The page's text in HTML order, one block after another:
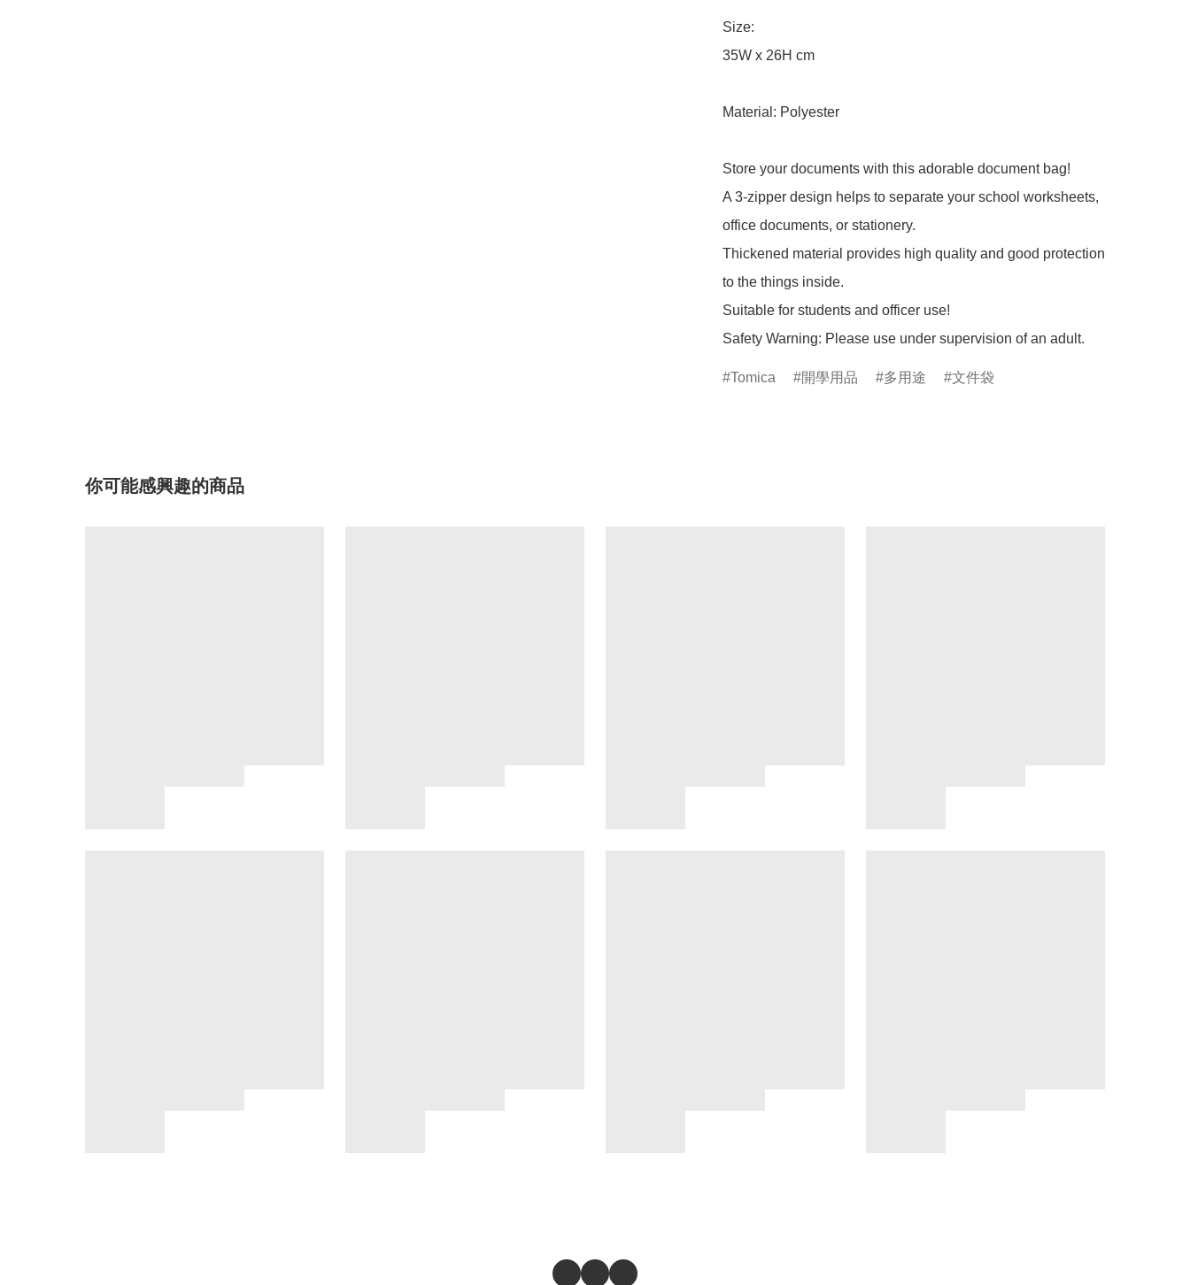
Size:
35W x 26H cm
Material: Polyester
Store your documents with this adorable document bag!
A 3-zipper design helps to separate your school worksheets,
office documents, or stationery.
Thickened material provides high quality and good protection
to the things inside.
Suitable for students and officer use!
Safety Warning: Please use under supervision of an adult.
Tomica 開學用品 多用途 文件袋
你可能感興趣的商品